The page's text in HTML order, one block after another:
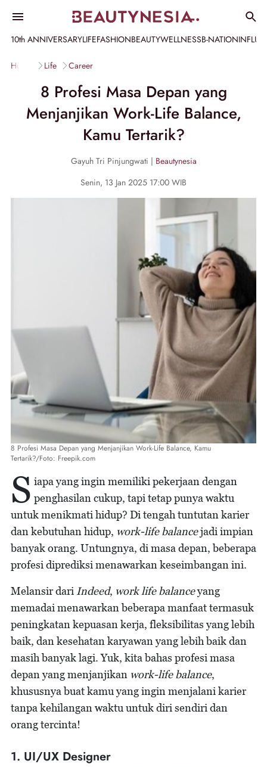
10th ANNIVERSARYLIFEFASHIONBEAUTYWELLNESSB-NATION
Home Life Career
8 Profesi Masa Depan yang
Menjanjikan Work-Life Balance,
Kamu Tertarik?
Gayuh Tri Pinjungwati | Beautynesia
Senin, 13 Jan 2025 17:00 WIB
8 Profesi Masa Depan yang Menjanjikan Work-Life Balance, Kamu
Tertarik?/Foto: Freepik.com
S iapa yang ingin memiliki pekerjaan dengan
penghasilan cukup, tapi tetap punya waktu
untuk menikmati hidup? Di tengah tuntutan karier
dan kebutuhan hidup, work-life balancejadi impian
banyak orang. Untungnya, di masa depan, beberapa
profesi diprediksi menawarkan keseimbangan ini.
Melansir dari Indeed, work life balanceyang
memadai menawarkan beberapa manfaat termasuk
peningkatan kepuasan kerja, fleksibilitas yang lebih
baik, dan kesehatan karyawan yang lebih baik dan
masih banyak lagi. Yuk, kita bahas profesi masa
depan yang menjanjikan work-life balance,
khususnya buat kamu yang ingin menjalani karier
tanpa kehilangan waktu untuk diri sendiri dan
orang tercinta!
1. UI/UX Designer